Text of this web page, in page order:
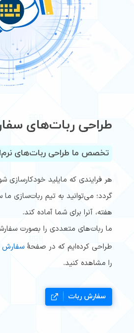
طراحی ربات‌های
تخصص ما طراحی ربات‌های
هر فرایندی که مایلید خودکارسازی
گردد؛ می‌توانید به تیم ربات‌سازی
هفته، آنرا برای شما آماده کند.
ما ربات‌های متعددی را بصورت
طراحی کرده‌ایم که در صفحۀسفارش
را مشاهده کنید.
سفارش ربات